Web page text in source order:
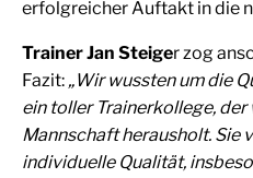
erfolgreicher Auftakt in die
Trainer Jan Steiger zog
Fazit: „Wir wussten um die
ein toller Trainerkollege,
Mannschaft herausholt. Sie
individuelle Qualität,